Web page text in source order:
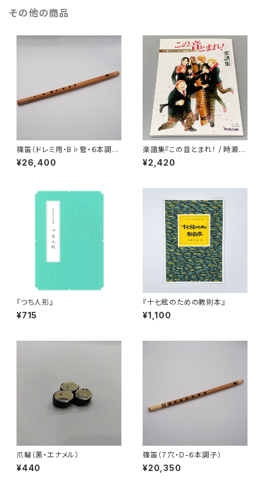
その他の商品
篠笛（ドレミ用・B♭管・６本調
子）
¥26,400
楽譜集『この音とまれ！ / 時瀬高
等学校箏曲部』
¥2,420
『つち人形』
¥715
『十七絃のための教則本』
¥1,100
爪輪（黒・エナメル）
¥440
篠笛（７穴・D-６本調子）
¥20,350